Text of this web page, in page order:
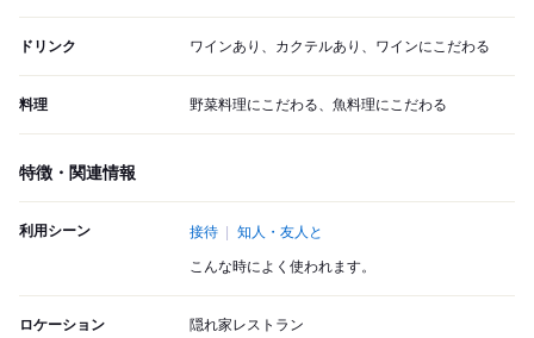
ドリンク ワインあり、カクテルあり、ワインにこだわる
料理 野菜料理にこだわる、魚料理にこだわる
特徴・関連情報
利用シーン 接待 知人・友人と
こんな時によく使われます。
ロケーション 隠れ家レストラン